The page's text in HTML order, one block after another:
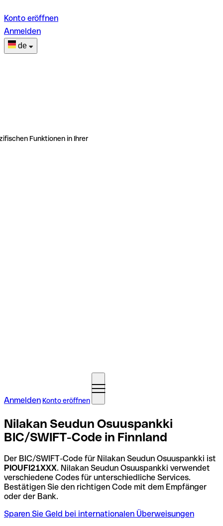
Konto eröffnen
Anmelden
de
Funktionen in Ihrer
Anmelden Konto eröffnen
Nilakan Seudun Osuuspankki
BIC/SWIFT-Code in Finnland
Der BIC/SWIFT-Code für Nilakan Seudun Osuuspankki ist
PIOUFI21XXX. Nilakan Seudun Osuuspankki verwendet
verschiedene Codes für unterschiedliche Services.
Bestätigen Sie den richtigen Code mit dem Empfänger
oder der Bank.
Sparen Sie Geld bei internationalen Überweisungen